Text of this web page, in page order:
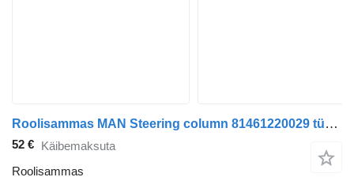
Roolisammas MAN Steering column 81461220029 tüübi jaoks sadulveoki MAN TGA
52 € Käibemaksuta
Roolisammas